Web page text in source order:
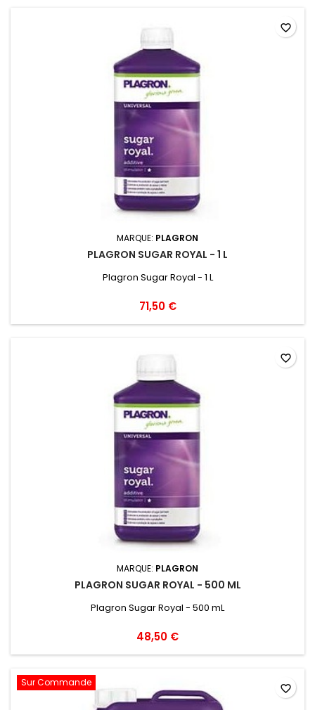
MARQUE: PLAGRON
PLAGRON SUGAR ROYAL - 1 L
Plagron Sugar Royal - 1 L
71,50 €
favorite_border
MARQUE: PLAGRON
PLAGRON SUGAR ROYAL - 500 ML
Plagron Sugar Royal - 500 mL
48,50 €
favorite_border
Sur Commande favorite_border